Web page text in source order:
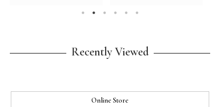
Recently Viewed
Online Store